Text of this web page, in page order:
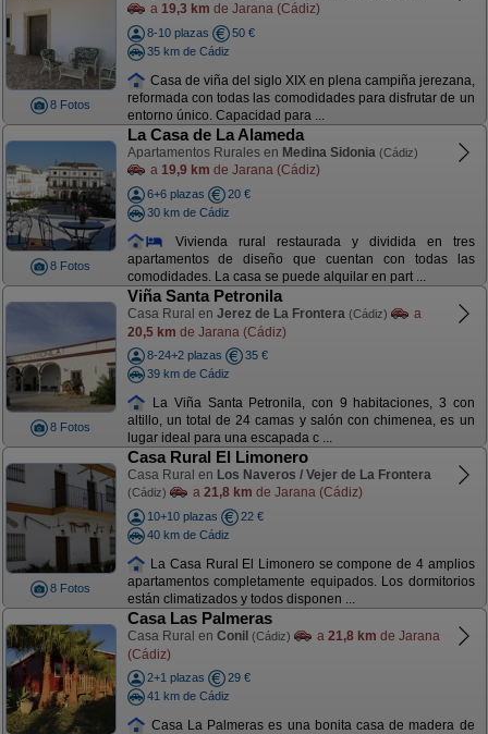
8 Fotos
a 19,3 km de Jarana (Cádiz)
8-10 plazas
50 €
35 km de Cádiz
Casa de viña del siglo XIX en plena campiña jerezana,
reformada con todas las comodidades para disfrutar de un
entorno único. Capacidad para ...
8 Fotos
La Casa de La Alameda
Apartamentos Rurales en Medina Sidonia (Cádiz)
a 19,9 km de Jarana (Cádiz)
6+6 plazas
20 €
30 km de Cádiz
Vivienda rural restaurada y dividida en tres
apartamentos de diseño que cuentan con todas las
comodidades. La casa se puede alquilar en part ...
8 Fotos
Viña Santa Petronila
Casa Rural en Jerez de La Frontera (Cádiz)
a
20,5 km de Jarana (Cádiz)
8-24+2 plazas
35 €
39 km de Cádiz
La Viña Santa Petronila, con 9 habitaciones, 3 con
altillo, un total de 24 camas y salón con chimenea, es un
lugar ideal para una escapada c ...
8 Fotos
Casa Rural El Limonero
Casa Rural en Los Naveros / Vejer de La Frontera
(Cádiz) a 21,8 km de Jarana (Cádiz)
10+10 plazas
22 €
40 km de Cádiz
La Casa Rural El Limonero se compone de 4 amplios
apartamentos completamente equipados. Los dormitorios
están climatizados y todos disponen ...
Casa Las Palmeras
Casa Rural en Conil (Cádiz) a 21,8 km de Jarana
(Cádiz)
2+1 plazas
29 €
41 km de Cádiz
Casa La Palmeras es una bonita casa de madera de